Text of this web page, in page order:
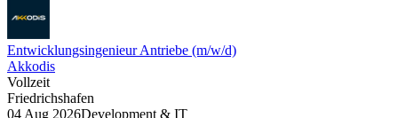
Entwicklungsingenieur Antriebe (m/w/d)
Akkodis
Vollzeit
Friedrichshafen
04 Aug 2026Development & IT